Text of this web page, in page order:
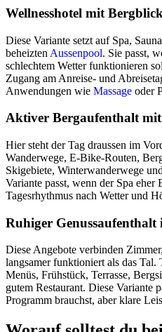
Wellnesshotel mit Bergblick
Diese Variante setzt auf Spa,
beheizten Aussenpool. Sie passt,
schlechtem Wetter funktionieren
Zugang am Anreise- und
Anwendungen wie Massage oder
Aktiver Bergaufenthalt
Hier steht der Tag draussen im
Wanderwege, E-Bike-Routen,
Skigebiete, Winterwanderwege
Variante passt, wenn der Spa eher
Tagesrhythmus nach Wetter und
Ruhiger Genussaufenthalt
Diese Angebote verbinden
langsamer funktioniert als das
Menüs, Frühstück, Terrasse,
gutem Restaurant. Diese Variante
Programm brauchst, aber klare